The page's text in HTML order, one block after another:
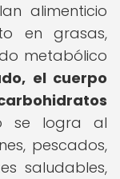
alimenticio
en grasas,
metabólico
el cuerpo
se logra al
pescados,
saludables,